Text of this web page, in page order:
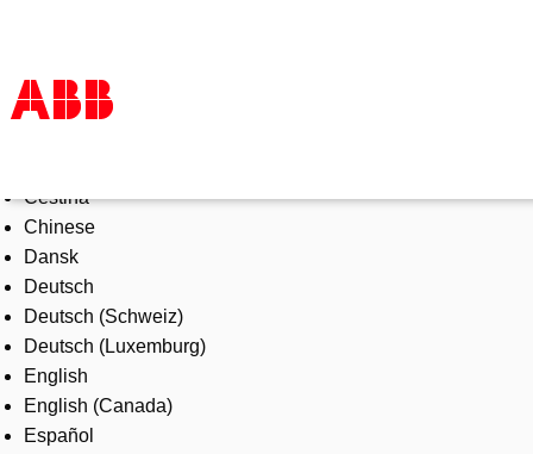
Products & Solutions
Industries
Services
About us
Where to buy
Contact us
Careers
Čeština
Chinese
Dansk
Deutsch
Deutsch (Schweiz)
Deutsch (Luxemburg)
English
English (Canada)
Español